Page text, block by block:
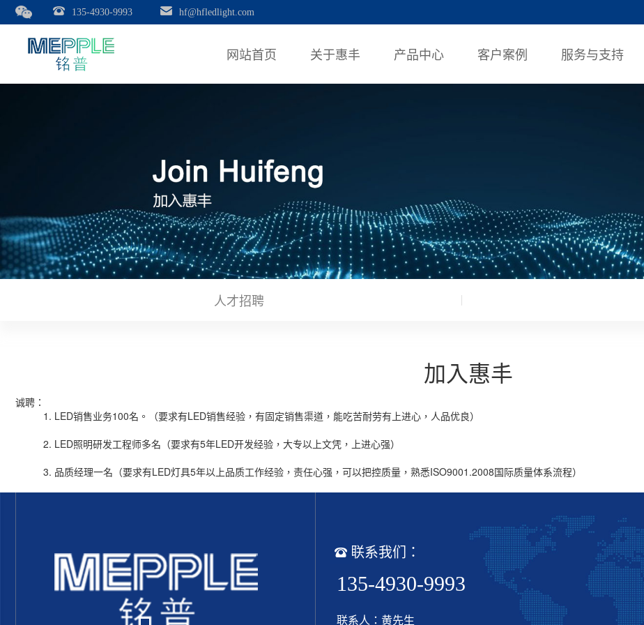
135-4930-9993 hf@hfledlight.com
网站首页 关于惠丰 产品中心 客户案例 服务与支持
人才招聘
加入惠丰
诚聘：
1. LED销售业务100名。（要求有LED销售经验，有固定销售渠道，能吃苦耐劳有上进心，人品优良）
2. LED照明研发工程师多名（要求有5年LED开发经验，大专以上文凭，上进心强）
3. 品质经理一名（要求有LED灯具5年以上品质工作经验，责任心强，可以把控质量，熟悉ISO9001.2008国际质量体系流程）
联系我们：
135-4930-9993
联系人：黄先生